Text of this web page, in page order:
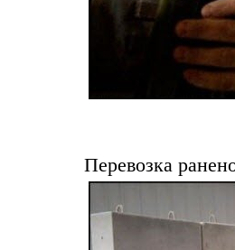
Перевозка